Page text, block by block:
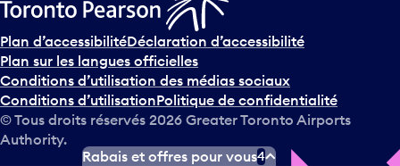
Plan d’accessibilitéDéclaration d’accessibilité
Plan sur les langues officielles
Conditions d’utilisation des médias sociaux
Conditions d’utilisationPolitique de confidentialité
© Tous droits réservés 2026 Greater Toronto Airports
Authority.
Rabais et offres pour vous4